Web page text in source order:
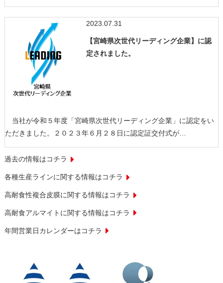
2023.07.31
【宮崎県次世代リーディング企業】に認
定されました。
当社が令和５年度「宮崎県次世代リーディング企業」に認定をい
ただきました。２０２３年６月２８日に認定証交付式が…
過去の情報はコチラ
各種生産ラインに関する情報はコチラ
高耐食性複合皮膜に関する情報はコチラ
高耐食アルマイトに関する情報はコチラ
年間営業日カレンダーはコチラ